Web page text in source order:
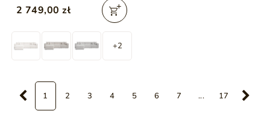
2 749,00 zł
+2
1 2 3 4 5 6 7 ... 17